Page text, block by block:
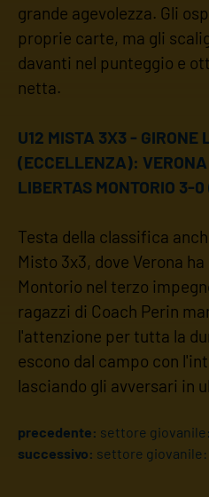
grande agevolezza. Gli
proprie carte, ma gli
davanti nel punteggio e
netta.
U12 MISTA 3X3 - GIRONE
(ECCELLENZA):
LIBERTAS MONTORIO 3-
Testa della classifica
Misto 3x3, dove Verona
Montorio nel terzo
ragazzi di Coach Perin
l'attenzione per tutta la
escono dal campo con
lasciando gli avversari in
precedente: settore
successivo: settore giovanile: